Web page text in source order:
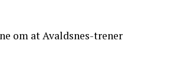
om at Avaldsnes-trener